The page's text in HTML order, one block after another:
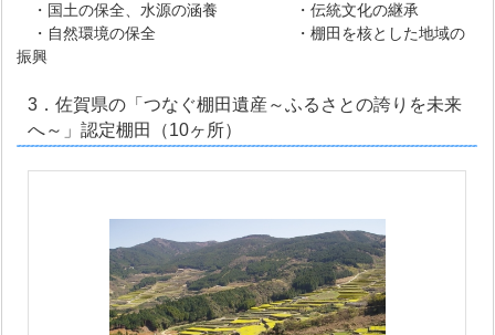
・国土の保全、水源の涵養 ・伝統文化の継承
・自然環境の保全 ・棚田を核とした地域の
振興
3．佐賀県の「つなぐ棚田遺産～ふるさとの誇りを未来
へ～」認定棚田（10ヶ所）